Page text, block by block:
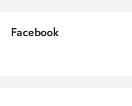
Facebook